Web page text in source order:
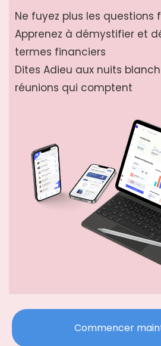
Ne fuyez plus les questions
Apprenez à démystifier et
termes financiers
Dites Adieu aux nuits
réunions qui comptent
Commencer